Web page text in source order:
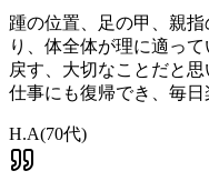
踵の位置、足の甲、親
り、体全体が理に適っ
戻す、大切なことだと
仕事にも復帰でき、毎日
H.A(70代)